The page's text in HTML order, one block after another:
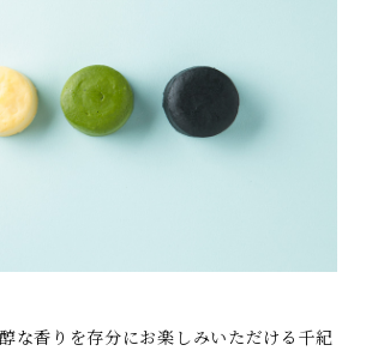
な香りを存分にお楽しみいただける千紀